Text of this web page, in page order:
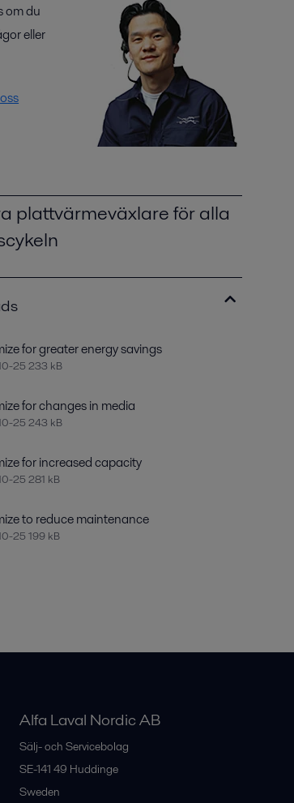
om du
eller
plattvärmeväxlare för alla
for greater energy savings
25 233 kB
for changes in media
25 243 kB
for increased capacity
25 281 kB
to reduce maintenance
25 199 kB
Alfa Laval Nordic AB
Sälj- och Servicebolag
SE-141 49 Huddinge
Sweden